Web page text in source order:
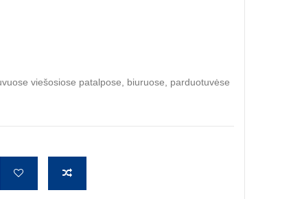
viešosiose patalpose, biuruose, parduotuvėse